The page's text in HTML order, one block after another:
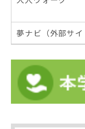
夢ナビ（外部サイ